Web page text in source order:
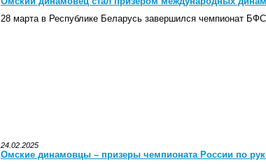
28 марта в Республике Беларусь завершился чемпионат
24.02.2025
Омские динамовцы – призеры чемпионата России по